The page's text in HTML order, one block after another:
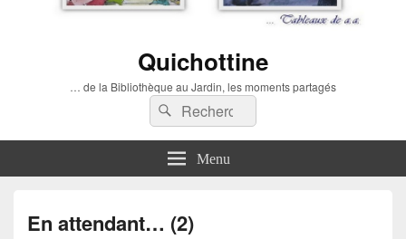
Quichottine
… de la Bibliothèque au Jardin, les moments partagés
Recherche :
Rechercher
Menu
En attendant… (2)